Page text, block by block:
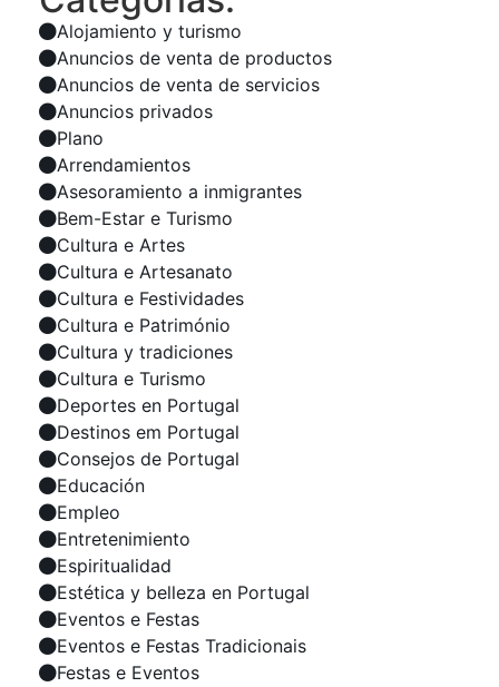
Alojamiento y turismo
Anuncios de venta de productos
Anuncios de venta de servicios
Anuncios privados
Plano
Arrendamientos
Asesoramiento a inmigrantes
Bem-Estar e Turismo
Cultura e Artes
Cultura e Artesanato
Cultura e Festividades
Cultura e Património
Cultura y tradiciones
Cultura e Turismo
Deportes en Portugal
Destinos em Portugal
Consejos de Portugal
Educación
Empleo
Entretenimiento
Espiritualidad
Estética y belleza en Portugal
Eventos e Festas
Eventos e Festas Tradicionais
Festas e Eventos